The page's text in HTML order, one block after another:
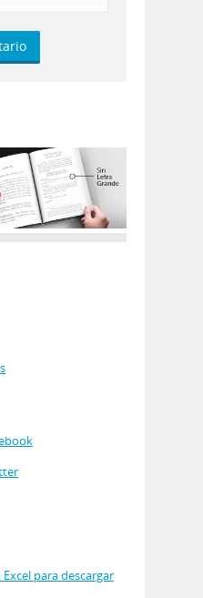
para descargar